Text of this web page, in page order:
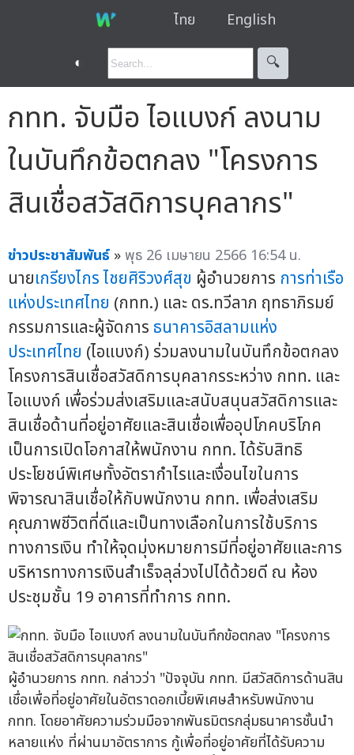
ไทย English
◐ 🔍︎
กทท. จับมือ ไอแบงก์ ลงนาม
ในบันทึกข้อตกลง "โครงการ
สินเชื่อสวัสดิการบุคลากร"
ข่าวประชาสัมพันธ์ »พุธ 26 เมษายน 2566 16:54 น.
นายเกรียงไกร ไชยศิริวงศ์สุข ผู้อำนวยการ การท่าเรือ
แห่งประเทศไทย (กทท.) และ ดร.ทวีลาภ ฤทธาภิรมย์
กรรมการและผู้จัดการ ธนาคารอิสลามแห่ง
ประเทศไทย (ไอแบงก์) ร่วมลงนามในบันทึกข้อตกลง
โครงการสินเชื่อสวัสดิการบุคลากรระหว่าง กทท. และ
ไอแบงก์ เพื่อร่วมส่งเสริมและสนับสนุนสวัสดิการและ
สินเชื่อด้านที่อยู่อาศัยและสินเชื่อเพื่ออุปโภคบริโภค
เป็นการเปิดโอกาสให้พนักงาน กทท. ได้รับสิทธิ
ประโยชน์พิเศษทั้งอัตรากำไรและเงื่อนไขในการ
พิจารณาสินเชื่อให้กับพนักงาน กทท. เพื่อส่งเสริม
คุณภาพชีวิตที่ดีและเป็นทางเลือกในการใช้บริการ
ทางการเงิน ทำให้จุดมุ่งหมายการมีที่อยู่อาศัยและการ
บริหารทางการเงินสำเร็จลุล่วงไปได้ด้วยดี ณ ห้อง
ประชุมชั้น 19 อาคารที่ทำการ กทท.
ผู้อำนวยการ กทท. กล่าวว่า "ปัจจุบัน กทท. มีสวัสดิการด้านสิน
เชื่อเพื่อที่อยู่อาศัยในอัตราดอกเบี้ยพิเศษสำหรับพนักงาน
กทท. โดยอาศัยความร่วมมือจากพันธมิตรกลุ่มธนาคารชั้นนำ
หลายแห่ง ที่ผ่านมาอัตราการ กู้เพื่อที่อยู่อาศัยที่ได้รับความ